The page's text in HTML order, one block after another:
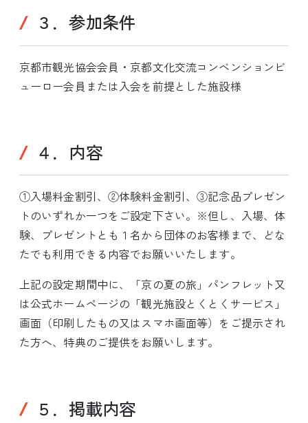
３．参加条件
京都市観光協会会員・京都文化交流コンベンションビ
ューロー会員または入会を前提とした施設様
４．内容
①入場料金割引、②体験料金割引、③記念品プレゼン
トのいずれか一つをご設定下さい。※但し、入場、体
験、プレゼントとも１名から団体のお客様まで、どな
たでも利用できる内容でお願いいたします。
上記の設定期間中に、「京の夏の旅」パンフレット又
は公式ホームページの「観光施設とくとくサービス」
画面（印刷したもの又はスマホ画面等）をご提示され
た方へ、特典のご提供をお願いします。
５．掲載内容